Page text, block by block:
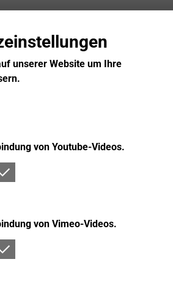
unserer Website um Ihre
von Youtube-Videos.
von Vimeo-Videos.